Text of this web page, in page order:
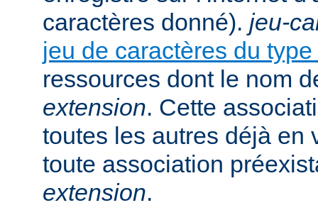
caractères donné). jeu-
jeu de caractères du
ressources dont le nom
extension. Cette
toutes les autres déjà en
toute association
extension.